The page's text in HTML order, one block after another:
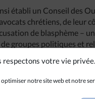
respectons votre vie privée.
notre site web et notre
établi un Conseil des
chrétiens, de leur
de blasphème –
groupes politiques et
décisions de 2014
les juges avaient un
une société plus
le pays vers